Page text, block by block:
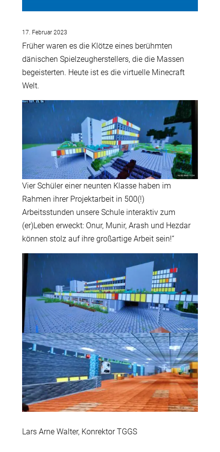
17. Februar 2023
Früher waren es die Klötze eines berühmten
dänischen Spielzeugherstellers, die die Massen
begeisterten. Heute ist es die virtuelle Minecraft
Welt.
Vier Schüler einer neunten Klasse haben im
Rahmen ihrer Projektarbeit in 500(!)
Arbeitsstunden unsere Schule interaktiv zum
(er)Leben erweckt: Onur, Munir, Arash und Hezdar
können stolz auf ihre großartige Arbeit sein!“
Lars Arne Walter, Konrektor TGGS